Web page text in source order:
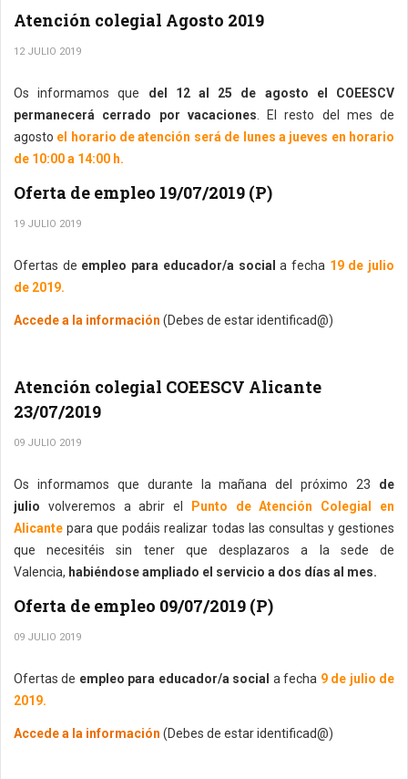
Atención colegial Agosto 2019
12 JULIO 2019
Os informamos que del 12 al 25 de agosto el COEESCV
permanecerá cerrado por vacaciones . El resto del mes de
agosto el horario de atención será de lunes a jueves en horario
de 10:00 a 14:00 h.
Oferta de empleo 19/07/2019 (P)
19 JULIO 2019
Ofertas de empleo para educador/a sociala fecha 19 de julio
de 2019.
Accede a la información (Debes de estar identificad@)
Atención colegial COEESCV Alicante
23/07/2019
09 JULIO 2019
Os informamos que durante la mañana del próximo 23 de
julio volveremos a abrir el
Punto de Atención Colegial en
Alicante para que podáis realizar todas las consultas y gestiones
que necesitéis sin tener que desplazaros a la sede de
Valencia, habiéndose ampliado el servicio a dos días al mes.
Oferta de empleo 09/07/2019 (P)
09 JULIO 2019
Ofertas de empleo para educador/a social a fecha 9 de julio de
2019.
Accede a la información (Debes de estar identificad@)